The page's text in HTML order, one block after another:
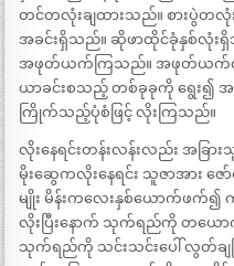
တင်တလုံးချထားသည်။ စားပွဲတလုံ
အခင်းရှိသည်။ ဆိုဖာထိုင်ခုံနှစ်လုံးရှိ
အဖုတ်ယက်ကြသည်။ အဖုတ်ယက်လ
ယာခင်းစသည့် တစ်ခုခုကို ရွေး
ကြိုက်သည့်ပုံစံဖြင့် လိုးကြသည်။
လိုးနေရင်းတန်းလန်းလည်း အခြား
မိုးဆွေကလိုးနေရင်း သူဇာအား ဇ
မျိုး မိန်းကလေးနှစ်ယောက်ဖက်၍
လိုးပြီးနောက် သုက်ရည်ကို တယေ
သုက်ရည်ကို သင်းသင်းပေါ် လွတ်ချပ